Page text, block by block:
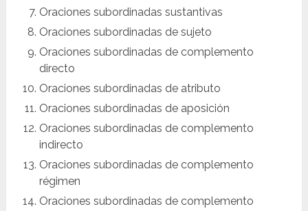
Oraciones subordinadas sustantivas
Oraciones subordinadas de sujeto
Oraciones subordinadas de complemento
directo
Oraciones subordinadas de atributo
Oraciones subordinadas de aposición
Oraciones subordinadas de complemento
indirecto
Oraciones subordinadas de complemento
régimen
Oraciones subordinadas de complemento